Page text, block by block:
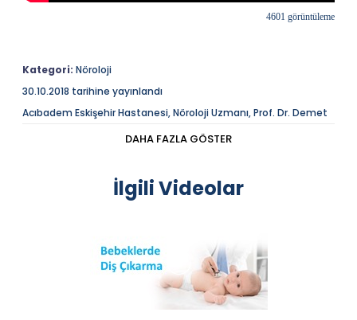
Kategori: Nöroloji
30.10.2018 tarihine yayınlandı
Acıbadem Eskişehir Hastanesi, Nöroloji Uzmanı, Prof. Dr. Demet
Demet Özbabalık Adapınar, "Alzheimer" üzerine soruları
Acıbadem Sağlık Grubu'na desteklerinden dolayı
4601 görüntüleme
DAHA FAZLA GÖSTER
İlgili Videolar